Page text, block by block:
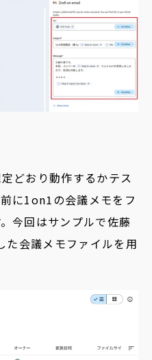
どおり動作するかテス
に1on1の会議メモをフ
今回はサンプルで佐藤
た会議メモファイルを用